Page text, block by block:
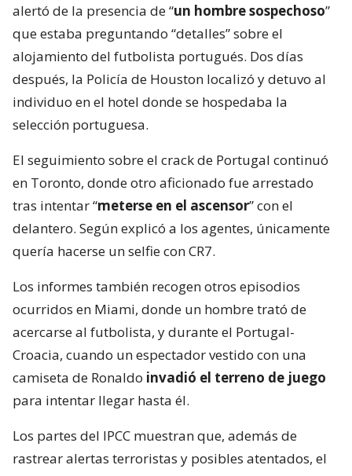
alertó de la presencia de “un hombre sospechoso”
que estaba preguntando “detalles” sobre el
alojamiento del futbolista portugués. Dos días
después, la Policía de Houston localizó y detuvo al
individuo en el hotel donde se hospedaba la
selección portuguesa.
El seguimiento sobre el crack de Portugal continuó
en Toronto, donde otro aficionado fue arrestado
tras intentar “meterse en el ascensor” con el
delantero. Según explicó a los agentes, únicamente
quería hacerse un selfie con CR7.
Los informes también recogen otros episodios
ocurridos en Miami, donde un hombre trató de
acercarse al futbolista, y durante el Portugal-
Croacia, cuando un espectador vestido con una
camiseta de Ronaldo invadió el terreno de juego
para intentar llegar hasta él.
Los partes del IPCC muestran que, además de
rastrear alertas terroristas y posibles atentados, el